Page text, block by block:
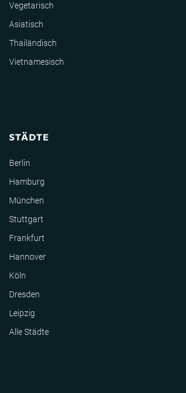
Vegetarisch
Asiatisch
Thailändisch
Vietnamesisch
STÄDTE
Berlin
Hamburg
München
Stuttgart
Frankfurt
Hannover
Köln
Dresden
Leipzig
Alle Städte